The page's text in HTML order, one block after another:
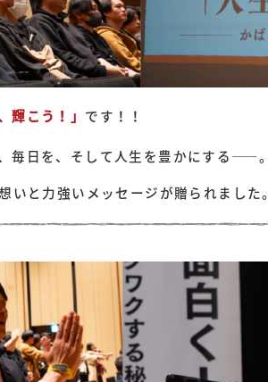
輝こう！」 です！！
毎日を、そして人生を豊かにする——。
いと力強いメッセージが贈られました。